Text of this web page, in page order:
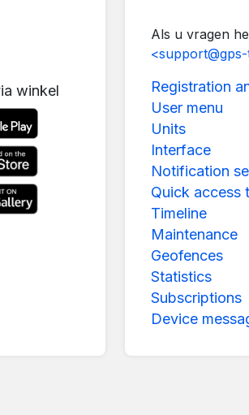
winkel
Als u vragen
Registration
User menu
Units
Interface
Notification
Quick access
Timeline
Maintenance
Geofences
Statistics
Subscriptions
Device